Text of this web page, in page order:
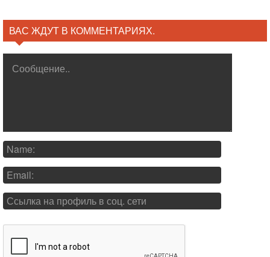
ВАС ЖДУТ В КОММЕНТАРИЯХ.